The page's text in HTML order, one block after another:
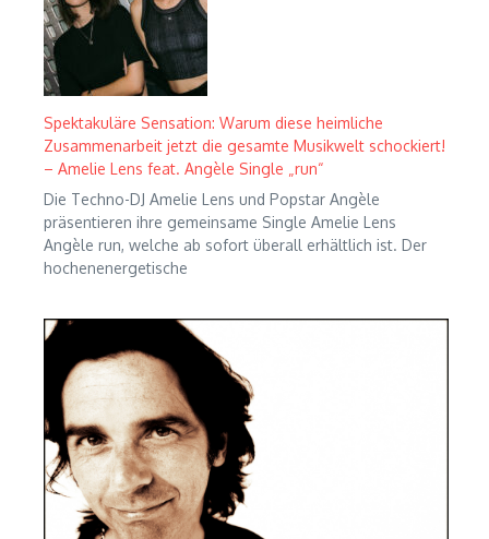
Spektakuläre Sensation: Warum diese heimliche
Zusammenarbeit jetzt die gesamte Musikwelt schockiert!
– Amelie Lens feat. Angèle Single „run“
Die Techno-DJ Amelie Lens und Popstar Angèle
präsentieren ihre gemeinsame Single Amelie Lens
Angèle run, welche ab sofort überall erhältlich ist. Der
hochenenergetische